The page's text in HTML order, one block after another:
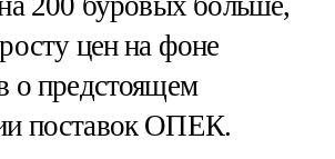
цен на фоне
о предстоящем
поставок ОПЕК.